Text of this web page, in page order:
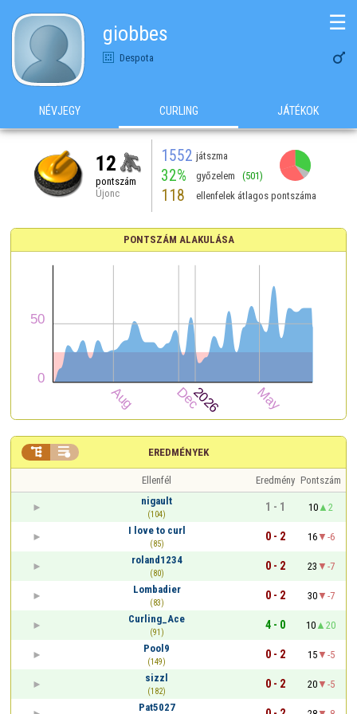
giobbes
Despota 
☰
NÉVJEGY CURLING JÁTÉKOK
12
pontszám
Újonc
1552 játszma
32% győzelem (501)
118 ellenfelek átlagos pontszáma
PONTSZÁM ALAKULÁSA
EREDMÉNYEK
 
Ellenfél Eredmény Pontszám
nigault
(104)
1 - 1 10
2
I love to curl
(85)
0 - 2 16
-6
roland1234
(80)
0 - 2 23
-7
Lombadier
(83)
0 - 2 30
-7
Curling_Ace
(91)
4 - 0 10
20
Pool9
(149)
0 - 2 15
-5
sizzl
(182)
0 - 2 20
-5
Pat5027